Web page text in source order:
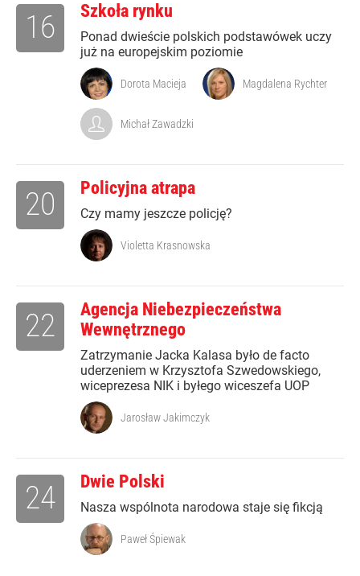
Szkoła rynku
Ponad dwieście polskich podstawówek uczy
już na europejskim poziomie
16
Dorota Macieja Magdalena Rychter
Michał Zawadzki
Policyjna atrapa
Czy mamy jeszcze policję?
20
Violetta Krasnowska
Agencja Niebezpieczeństwa
Wewnętrznego
Zatrzymanie Jacka Kalasa było de facto
uderzeniem w Krzysztofa Szwedowskiego,
wiceprezesa NIK i byłego wiceszefa UOP
22
Jarosław Jakimczyk
Dwie Polski
Nasza wspólnota narodowa staje się fikcją
24
Paweł Śpiewak